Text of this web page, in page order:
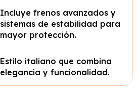
Incluye frenos avanzados y
sistemas de estabilidad para
mayor protección.
Estilo italiano que combina
elegancia y funcionalidad.